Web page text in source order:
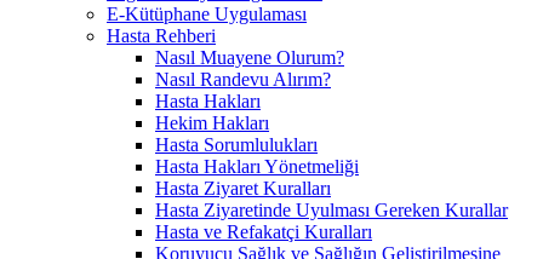
E-Kütüphane Uygulaması
Hasta Rehberi
Nasıl Muayene Olurum?
Nasıl Randevu Alırım?
Hasta Hakları
Hekim Hakları
Hasta Sorumlulukları
Hasta Hakları Yönetmeliği
Hasta Ziyaret Kuralları
Hasta Ziyaretinde Uyulması Gereken Kurallar
Hasta ve Refakatçi Kuralları
Koruyucu Sağlık ve Sağlığın Geliştirilmesine